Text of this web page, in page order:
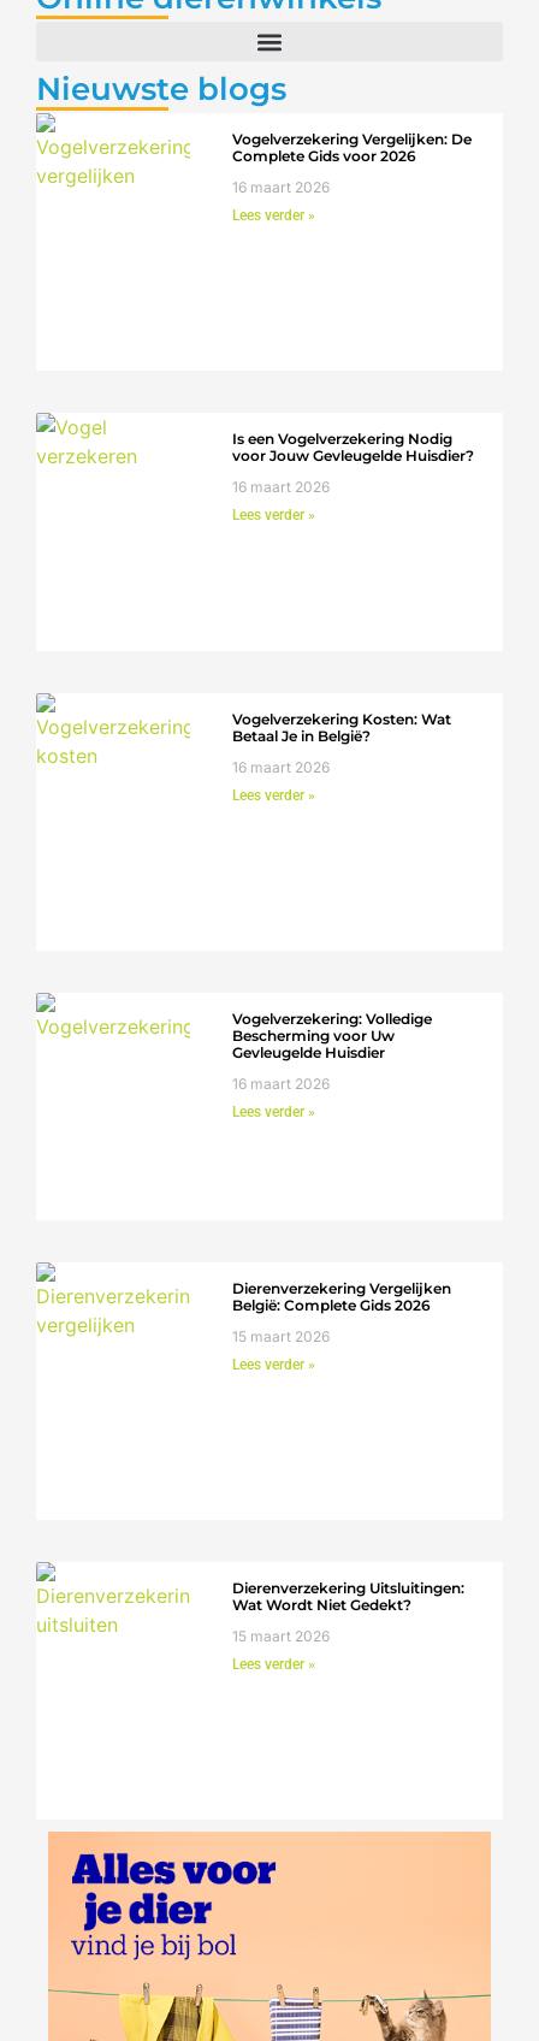
Nieuwste blogs
Vogelverzekering Vergelijken: De
Complete Gids voor 2026
16 maart 2026
Lees verder »
Is een Vogelverzekering Nodig
voor Jouw Gevleugelde Huisdier?
16 maart 2026
Lees verder »
Vogelverzekering Kosten: Wat
Betaal Je in België?
16 maart 2026
Lees verder »
Vogelverzekering: Volledige
Bescherming voor Uw
Gevleugelde Huisdier
16 maart 2026
Lees verder »
Dierenverzekering Vergelijken
België: Complete Gids 2026
15 maart 2026
Lees verder »
Dierenverzekering Uitsluitingen:
Wat Wordt Niet Gedekt?
15 maart 2026
Lees verder »